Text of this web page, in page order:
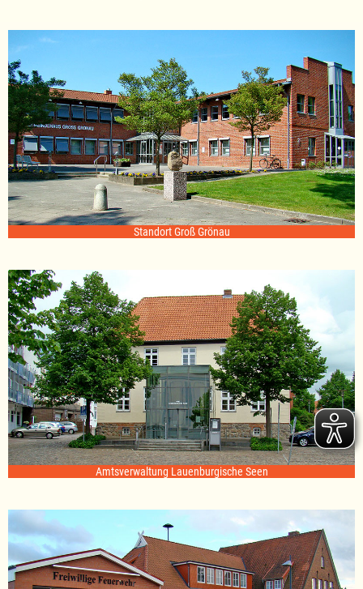
Standort Groß Grönau
Amtsverwaltung Lauenburgische Seen